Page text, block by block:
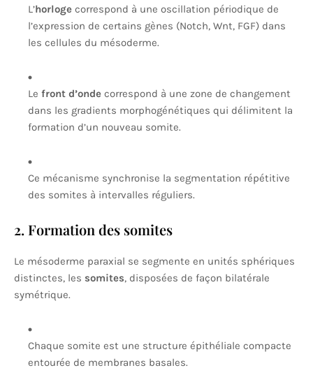
L’horloge correspond à une oscillation périodique de
l’expression de certains gènes (Notch, Wnt, FGF) dans
les cellules du mésoderme.
Le front d’onde correspond à une zone de changement
dans les gradients morphogénétiques qui délimitent la
formation d’un nouveau somite.
Ce mécanisme synchronise la segmentation répétitive
des somites à intervalles réguliers.
2. Formation des somites
Le mésoderme paraxial se segmente en unités sphériques
distinctes, les somites, disposées de façon bilatérale
symétrique.
Chaque somite est une structure épithéliale compacte
entourée de membranes basales.